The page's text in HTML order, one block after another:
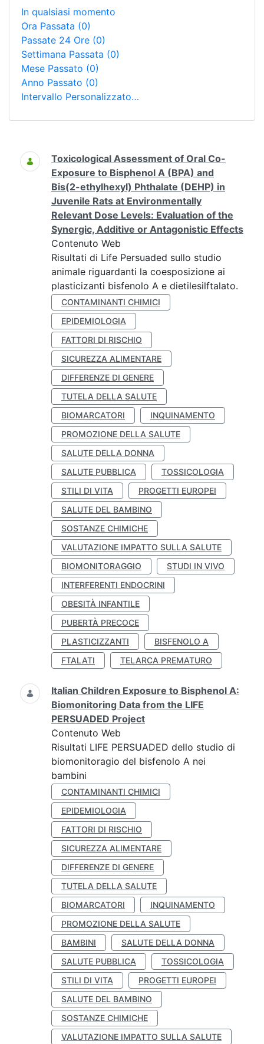
In qualsiasi momento
Ora Passata (0)
Passate 24 Ore (0)
Settimana Passata (0)
Mese Passato (0)
Anno Passato (0)
Intervallo Personalizzato…
Ricerca
Toxicological Assessment of Oral Co-
Exposure to Bisphenol A (BPA) and
Bis(2-ethylhexyl) Phthalate (DEHP) in
Juvenile Rats at Environmentally
Relevant Dose Levels: Evaluation of the
Synergic, Additive or Antagonistic Effects
Contenuto Web
Risultati di Life Persuaded sullo studio
animale riguardanti la coesposizione ai
plasticizanti bisfenolo A e dietilesilftalato.
CONTAMINANTI CHIMICI
EPIDEMIOLOGIA
FATTORI DI RISCHIO
SICUREZZA ALIMENTARE
DIFFERENZE DI GENERE
TUTELA DELLA SALUTE
BIOMARCATORI
INQUINAMENTO
PROMOZIONE DELLA SALUTE
SALUTE DELLA DONNA
SALUTE PUBBLICA
TOSSICOLOGIA
STILI DI VITA
PROGETTI EUROPEI
SALUTE DEL BAMBINO
SOSTANZE CHIMICHE
VALUTAZIONE IMPATTO SULLA SALUTE
BIOMONITORAGGIO
STUDI IN VIVO
INTERFERENTI ENDOCRINI
OBESITÀ INFANTILE
PUBERTÀ PRECOCE
PLASTICIZZANTI
BISFENOLO A
FTALATI
TELARCA PREMATURO
Italian Children Exposure to Bisphenol A:
Biomonitoring Data from the LIFE
PERSUADED Project
Contenuto Web
Risultati LIFE PERSUADED dello studio di
biomonitoragio del bisfenolo A nei
bambini
CONTAMINANTI CHIMICI
EPIDEMIOLOGIA
FATTORI DI RISCHIO
SICUREZZA ALIMENTARE
DIFFERENZE DI GENERE
TUTELA DELLA SALUTE
BIOMARCATORI
INQUINAMENTO
PROMOZIONE DELLA SALUTE
BAMBINI
SALUTE DELLA DONNA
SALUTE PUBBLICA
TOSSICOLOGIA
STILI DI VITA
PROGETTI EUROPEI
SALUTE DEL BAMBINO
SOSTANZE CHIMICHE
VALUTAZIONE IMPATTO SULLA SALUTE